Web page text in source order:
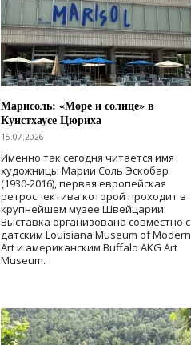
Марисоль: «Море и солнце» в
Кунстхаусе Цюриха
15.07.2026
Именно так сегодня читается имя
художницы Марии Соль Эскобар
(1930-2016), первая европейская
ретроспектива которой проходит в
крупнейшем музее Швейцарии.
Выставка организована совместно с
датским Louisiana Museum of Modern
Art и американским Buffalo AKG Art
Museum.